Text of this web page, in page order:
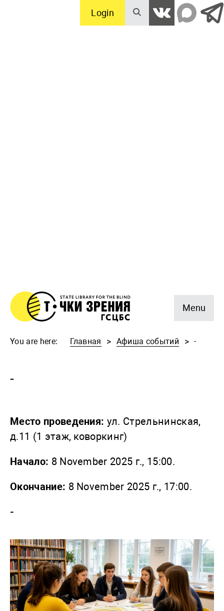
Menu
Login
You are here: Главная Афиша событий -
-
Место проведения: ул. Стрельнинская,
д.11 (1 этаж, коворкинг)
Начало: 8 November 2025 г., 15:00.
Окончание: 8 November 2025 г., 17:00.
-